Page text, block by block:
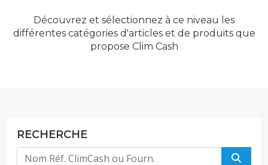
Découvrez et sélectionnez à ce niveau les
différentes catégories d'articles et de produits que
propose Clim Cash
RECHERCHE